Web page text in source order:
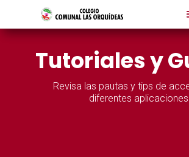
Tutoriales y
Revisa las pautas y tips de
diferentes aplicaciones